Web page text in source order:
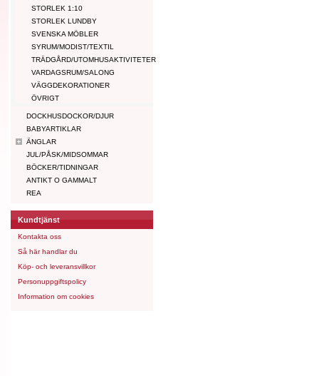
STORLEK 1:10
STORLEK LUNDBY
SVENSKA MÖBLER
SYRUM/MODIST/TEXTIL
TRÄDGÅRD/UTOMHUSAKTIVITETER
VARDAGSRUM/SALONG
VÄGGDEKORATIONER
ÖVRIGT
DOCKHUSDOCKOR/DJUR
BABYARTIKLAR
ÄNGLAR
JUL/PÅSK/MIDSOMMAR
BÖCKER/TIDNINGAR
ANTIKT O GAMMALT
REA
Kundtjänst
Kontakta oss
Så här handlar du
Köp- och leveransvillkor
Personuppgiftspolicy
Information om cookies